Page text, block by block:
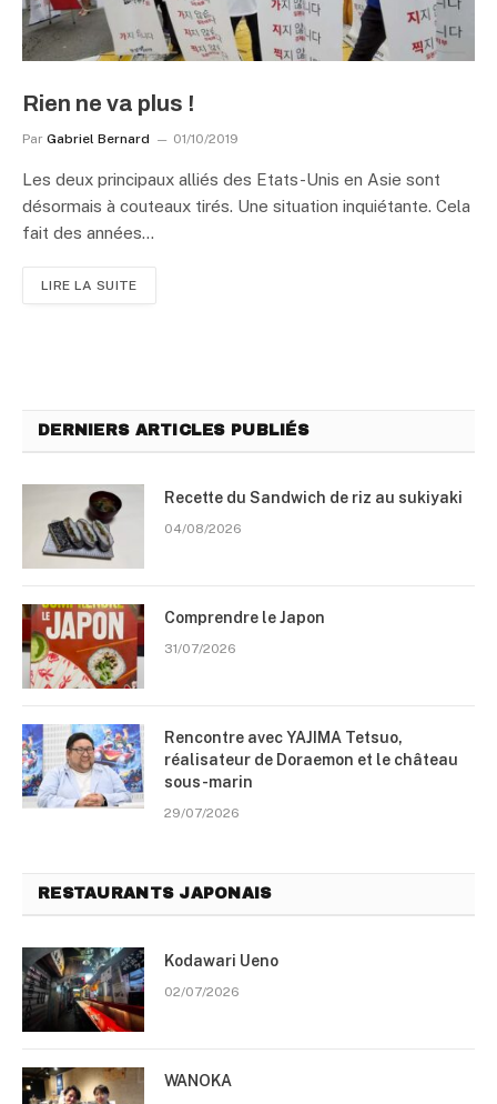
Rien ne va plus !
Par Gabriel Bernard 01/10/2019
Les deux principaux alliés des Etats-Unis en Asie sont
désormais à couteaux tirés. Une situation inquiétante. Cela
fait des années…
LIRE LA SUITE
DERNIERS ARTICLES PUBLIÉS
Recette du Sandwich de riz au sukiyaki
04/08/2026
Comprendre le Japon
31/07/2026
Rencontre avec YAJIMA Tetsuo,
réalisateur de Doraemon et le château
sous-marin
29/07/2026
RESTAURANTS JAPONAIS
Kodawari Ueno
02/07/2026
WANOKA